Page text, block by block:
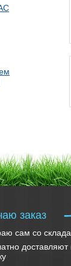
заказ
сам со склада
доставляют